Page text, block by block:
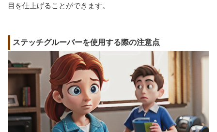
目を仕上げることができます。
ステッチグルーバーを使用する際の注意点